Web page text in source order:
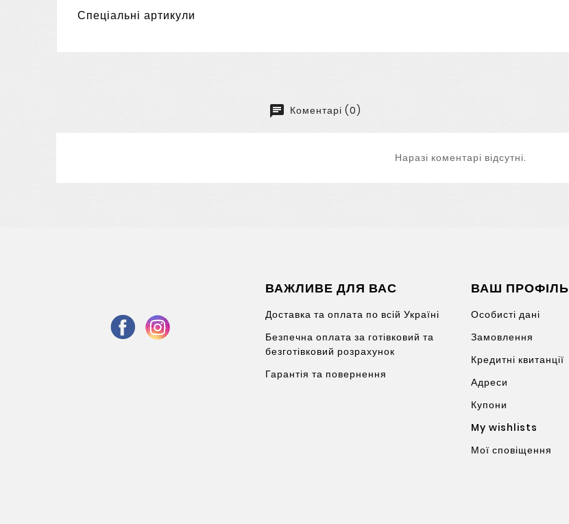
Спеціальні артикули
Коментарі (0)
Наразі коментарі відсутні.
ВАЖЛИВЕ ДЛЯ ВАС
Доставка та оплата по всій Україні
Безпечна оплата за готівковий та
безготівковий розрахунок
Гарантія та повернення
ВАШ ПРОФІЛЬ
Особисті дані
Замовлення
Кредитні квитанції
Адреси
Купони
My wishlists
Мої сповіщення